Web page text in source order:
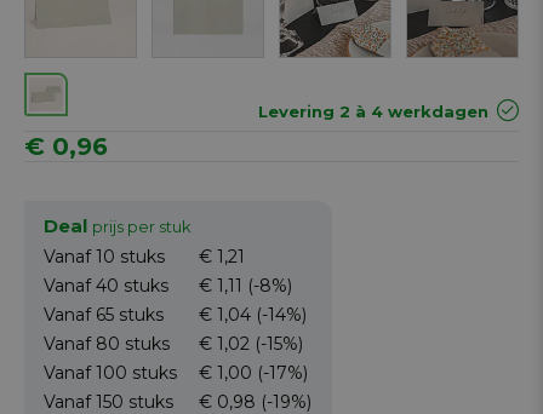
Levering 2 à 4 werkdagen
€ 0,96
Deal prijs per stuk
Vanaf 10 stuks
€ 1,21
Vanaf 40 stuks € 1,11 (-8%)
Vanaf 65 stuks € 1,04 (-14%)
Vanaf 80 stuks € 1,02 (-15%)
Vanaf 100 stuks € 1,00 (-17%)
Vanaf 150 stuks € 0,98 (-19%)